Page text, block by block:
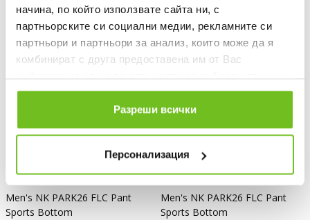
начина, по който използвате сайта ни, с
партньорските си социални медии, рекламните си
партньори и партньори за анализ, които може да я
комбинират с друга предоставена им от Вас
ползването от Ваша страна на услугите им.
Разреши всички
Персонализация
NIKE TEAMWEAR
Men's NK PARK26 FLC Pant
Sports Bottom
Men's NK PARK26 FLC Pant
Sports Bottom